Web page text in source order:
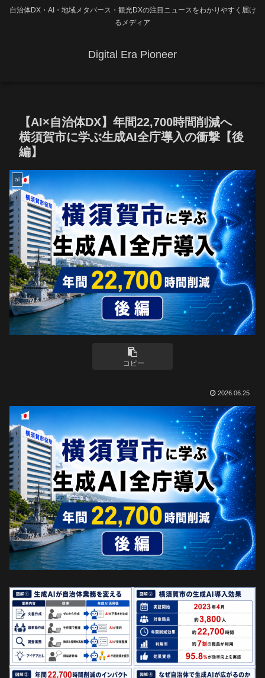
自治体DX・AI・地域メタバース・観光DXの注目ニュースをわかりやすく届け
るメディア
Digital Era Pioneer
【AI×自治体DX】年間22,700時間削減へ
横須賀市に学ぶ生成AI全庁導入の衝撃【後
編】
ai
コピー
2026.06.25